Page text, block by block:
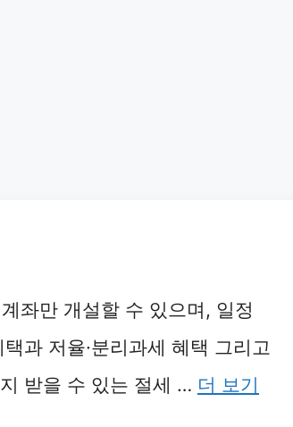
좌만 개설할 수 있으며, 일정
과 저율·분리과세 혜택 그리고
받을 수 있는 절세 … 더 보기